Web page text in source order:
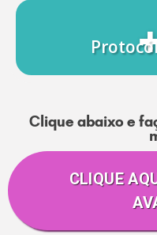
Clique abaixo e
CLIQUE